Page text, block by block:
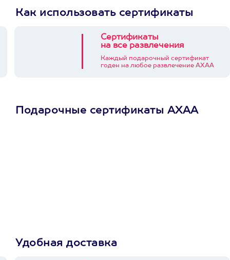
Как использовать сертификаты
Сертификаты
на все развлечения
Каждый подарочный сертификат
годен на любое развлечение АХАА
Подарочные сертификаты АХАА
Удобная доставка